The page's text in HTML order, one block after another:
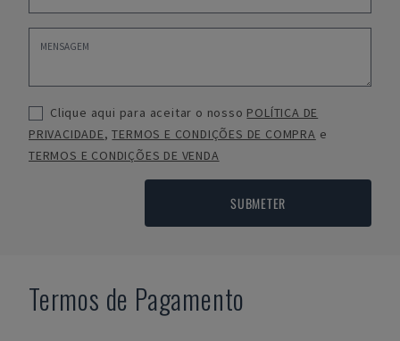
Clique aqui para aceitar o nosso POLÍTICA DE
PRIVACIDADE,TERMOS E CONDIÇÕES DE COMPRA e
TERMOS E CONDIÇÕES DE VENDA
SUBMETER
Termos de Pagamento